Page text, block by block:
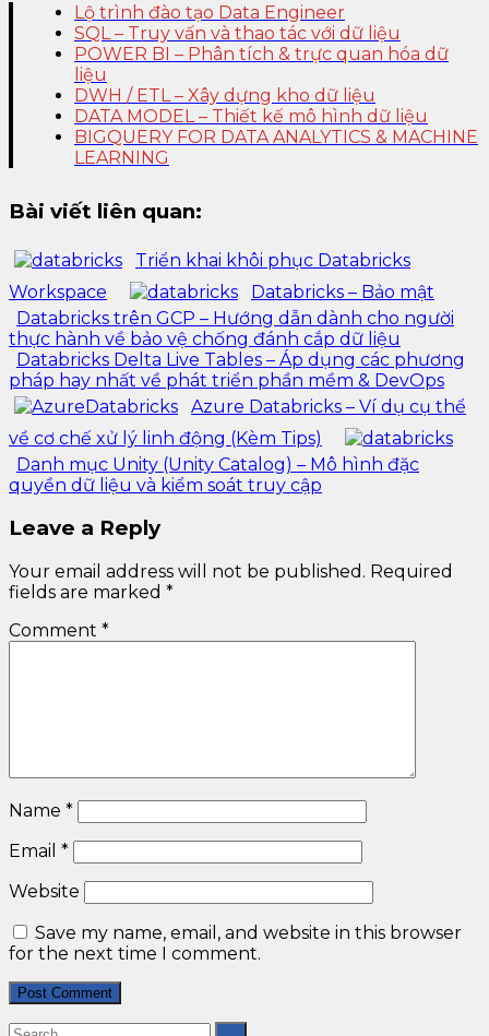
Lộ trình đào tạo Data Engineer
SQL – Truy vấn và thao tác với dữ liệu
POWER BI – Phân tích & trực quan hóa dữ
liệu
DWH / ETL – Xây dựng kho dữ liệu
DATA MODEL – Thiết kế mô hình dữ liệu
BIGQUERY FOR DATA ANALYTICS & MACHINE
LEARNING
Bài viết liên quan:
Triển khai khôi phục Databricks
Workspace
Databricks – Bảo mật
Databricks trên GCP – Hướng dẫn dành cho người
thực hành về bảo vệ chống đánh cắp dữ liệu
Databricks Delta Live Tables – Áp dụng các phương
pháp hay nhất về phát triển phần mềm & DevOps
Azure Databricks – Ví dụ cụ thể
về cơ chế xử lý linh động (Kèm Tips)
Danh mục Unity (Unity Catalog) – Mô hình đặc
quyền dữ liệu và kiểm soát truy cập
Leave a Reply
Your email address will not be published. Required
fields are marked *
Comment *
Name *
Email *
Website
Save my name, email, and website in this browser
for the next time I comment.